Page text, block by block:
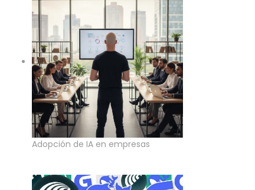
Adopción de IA en empresas